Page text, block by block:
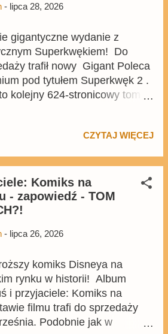
. Z nieznanych powodów w
- lipca 28, 2026
gigantyczne wydanie z
Superkwękiem! Do
trafił nowy Gigant Poleca
pod tytułem Superkwęk 2 .
kolejny 624-stronicowy tom z
49,99 zł i zamówicie go także
odpowiadał Jacek
Publikacja jest
drugiego tomu
Lustiges Taschenbuch
pod koniec 2025 roku.
CZYTAJ WIĘCEJ
Komiks na
- zapowiedź - TOM
- lipca 26, 2026
komiks Disneya na
rynku w historii! Album
i przyjaciele: Komiks na
filmu trafi do sprzedaży
Podobnie jak w